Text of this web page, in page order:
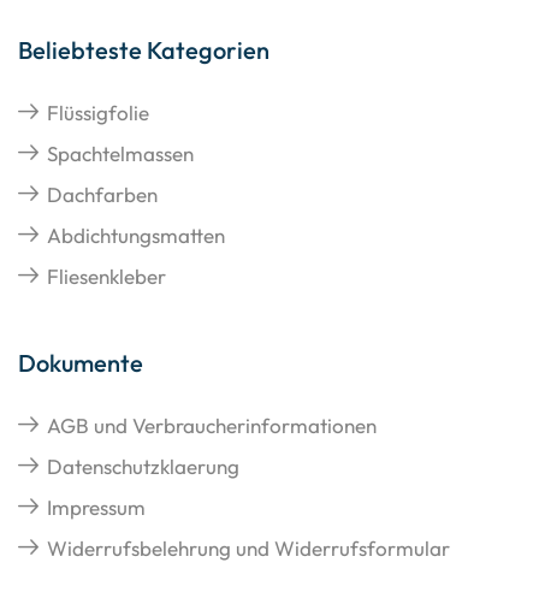
Beliebteste Kategorien
Flüssigfolie
Spachtelmassen
Dachfarben
Abdichtungsmatten
Fliesenkleber
Dokumente
AGB und Verbraucherinformationen
Datenschutzklaerung
Impressum
Widerrufsbelehrung und Widerrufsformular